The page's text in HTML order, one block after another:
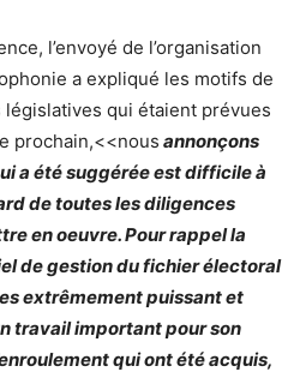
l’envoyé de l’organisation
a expliqué les motifs de
législatives qui étaient prévues
prochain,<<nous annonçons
a été suggérée est difficile à
de toutes les diligences
en oeuvre. Pour rappel la
de gestion du fichier électoral
extrêmement puissant et
travail important pour son
qui ont été acquis,